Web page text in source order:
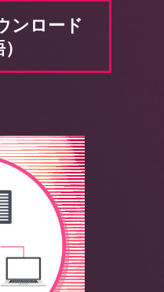
ンロード